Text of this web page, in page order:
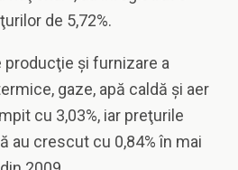
de 5,72%.
producţie şi furnizare a
gaze, apă caldă şi aer
cu 3,03%, iar preţurile
au crescut cu 0,84% în mai